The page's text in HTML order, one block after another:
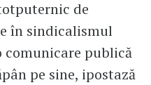
de
în sindicalismul
publică
pe sine, ipostază